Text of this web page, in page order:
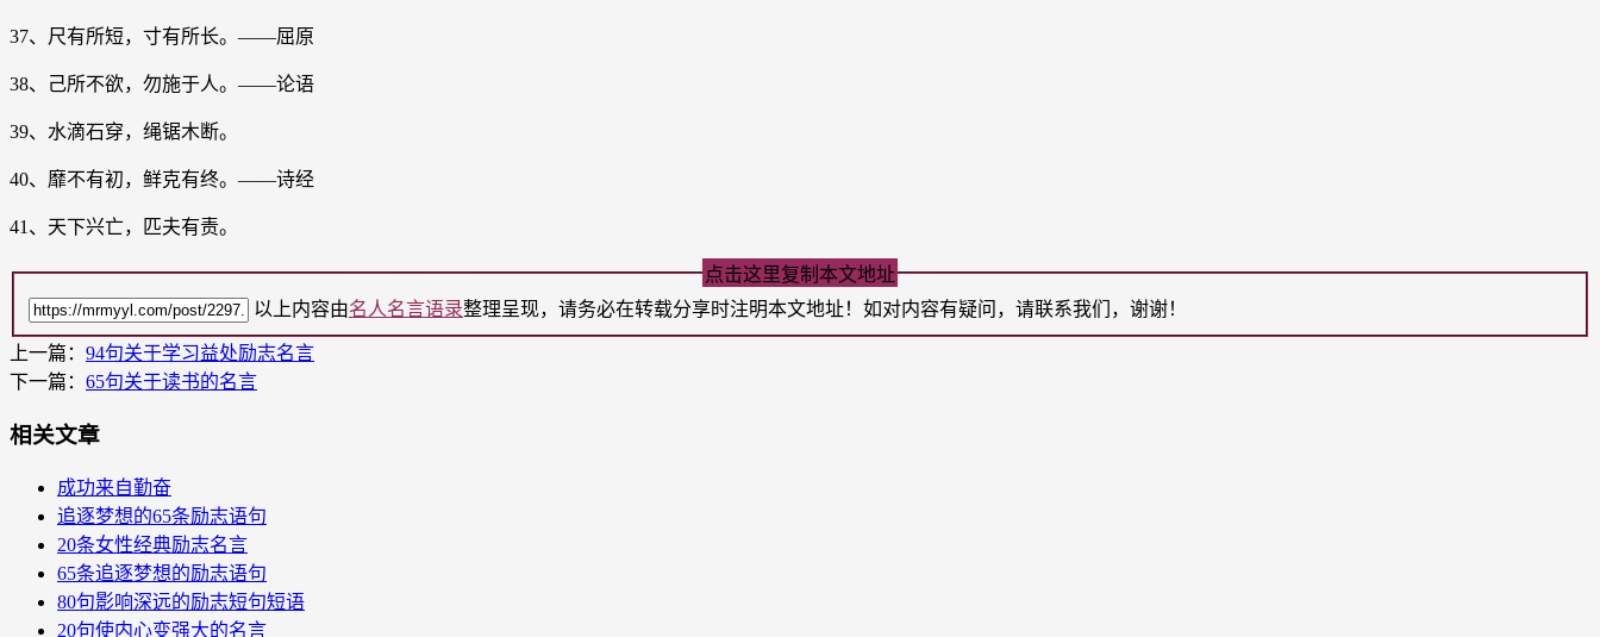
37、尺有所短，寸有所长。——屈原
38、己所不欲，勿施于人。——论语
39、水滴石穿，绳锯木断。
40、靡不有初，鲜克有终。——诗经
41、天下兴亡，匹夫有责。
点击这里复制本文地址
以上内容由名人名言语录整理呈现，请务必在转载分享时注明本文地址！如对内容有疑问，请联系我们，谢谢！
上一篇： 94句关于学习益处励志名言
下一篇： 65句关于读书的名言
相关文章
成功来自勤奋
追逐梦想的65条励志语句
20条女性经典励志名言
65条追逐梦想的励志语句
80句影响深远的励志短句短语
20句使内心变强大的名言